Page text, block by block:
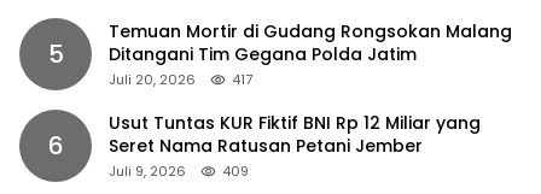
5
Temuan Mortir di Gudang Rongsokan Malang
Ditangani Tim Gegana Polda Jatim
Juli 20, 2026 417
6
Usut Tuntas KUR Fiktif BNI Rp 12 Miliar yang
Seret Nama Ratusan Petani Jember
Juli 9, 2026 409